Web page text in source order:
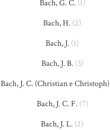
Bach, G. C.(1)
Bach, H. (2)
Bach, J. (1)
Bach, J. B.(3)
Bach, J. C. (Christian e Christoph)
Bach, J. C. F.(7)
Bach, J. L. (2)